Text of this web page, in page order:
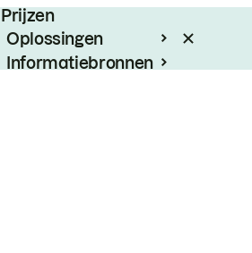
Prijzen
Oplossingen
Informatiebronnen